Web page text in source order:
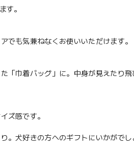
す。
でも気兼ねなくお使いいただけます。
「巾着バッグ」に。中身が見えたり
ズ感です。
。犬好きの方へのギフトにいかがでし